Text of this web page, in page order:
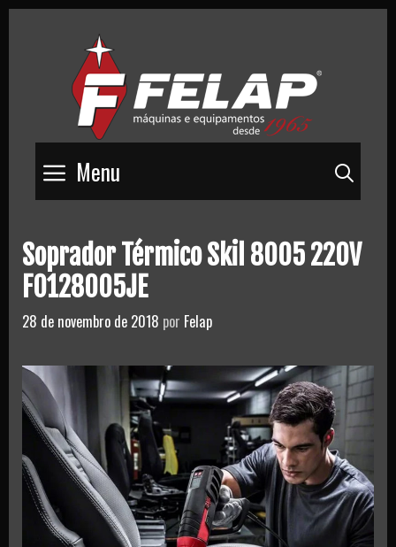
Menu
Soprador Térmico Skil 8005 220V
F0128005JE
28 de novembro de 2018 por Felap